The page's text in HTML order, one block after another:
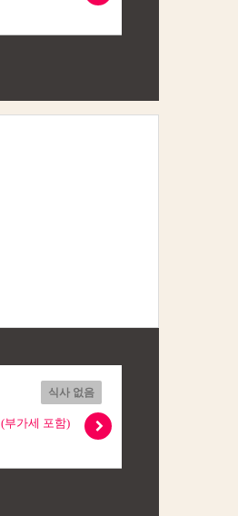
식사 없음
(부가세 포함)